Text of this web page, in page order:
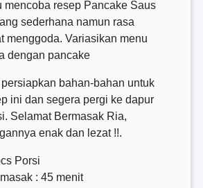
resep Pancake Saus
sederhana namun rasa
menggoda. Variasikan menu
dengan pancake
bahan-bahan untuk
ini dan segera pergi ke dapur
Selamat Bermasak Ria,
enak dan lezat !!.
Porsi
: 45 menit